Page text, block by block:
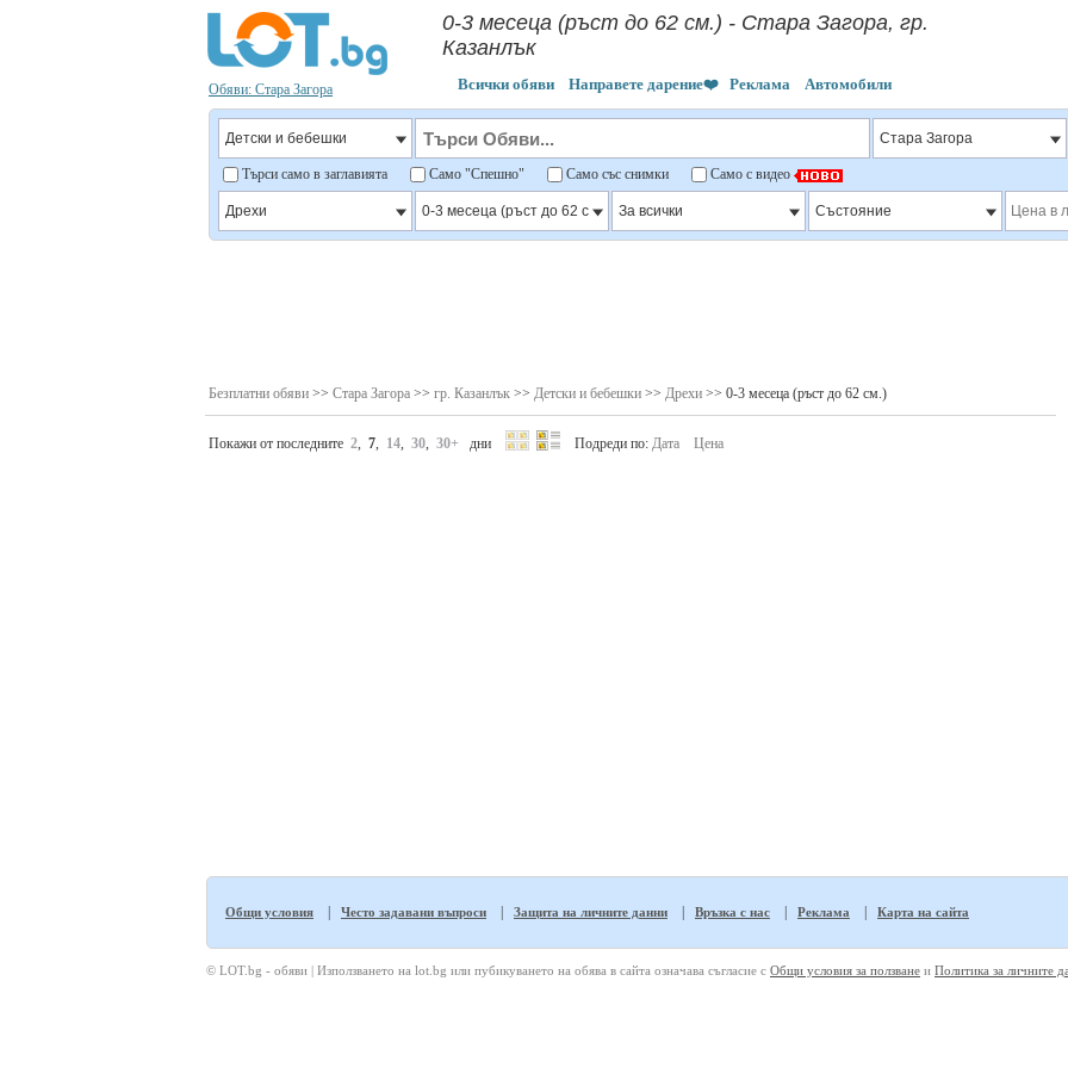
Обяви: Стара Загора
0-3 месеца (ръст до 62 см.) - Стара Загора, гр.
Казанлък
Всички обяви Направете дарение❤️ Реклама Автомобили
Търси само в заглавията Само "Спешно" Само със снимки Само с видео
Безплатни обяви >> Стара Загора >> гр. Казанлък >> Детски и бебешки >> Дрехи >> 0-3 месеца (ръст до 62 см.)
Покажи от последните 2 7 14 30 30+ дни Подреди по: Дата Цена
Общи условия Често задавани въпроси Защита на личните данни Връзка с нас Реклама Карта на сайта
© LOT.bg - обяви | Използването на lot.bg или пубикуването на обява в сайта означава съгласие с Общи условия за ползване и Политика за личните